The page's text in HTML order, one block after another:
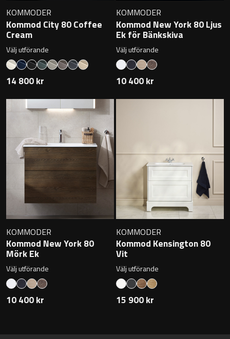
KOMMODER
Kommod City 80 Coffee
Cream
Välj utförande
14 800 kr
KOMMODER
Kommod New York 80 Ljus
Ek för Bänkskiva
Välj utförande
10 400 kr
KOMMODER
Kommod New York 80
Mörk Ek
Välj utförande
10 400 kr
KOMMODER
Kommod Kensington 80
Vit
Välj utförande
15 900 kr